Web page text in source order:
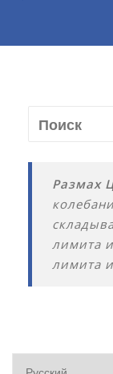
Размах
лимита
лимита